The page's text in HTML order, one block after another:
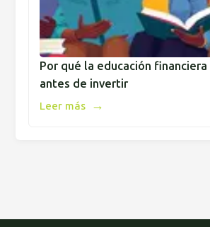
Por qué la educación financiera
antes de invertir
Leer más →